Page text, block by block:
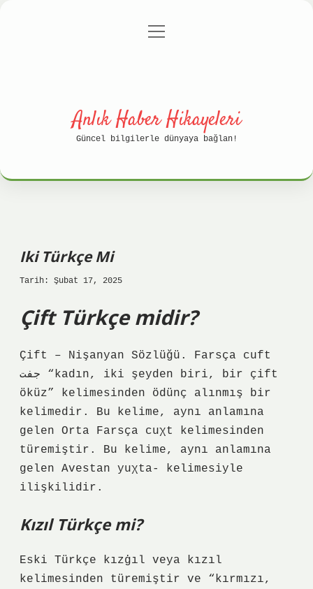
Gizlilik Politikası
menüyü
Anlık Haber Hikayeleri
Güncel bilgilerle dünyaya bağlan!
Iki Türkçe Mi
Tarih: Şubat 17, 2025
Çift Türkçe midir?
Çift – Nişanyan Sözlüğü. Farsça cuft
جفت “kadın, iki şeyden biri, bir çift
öküz” kelimesinden ödünç alınmış bir
kelimedir. Bu kelime, aynı anlamına
gelen Orta Farsça cuχt kelimesinden
türemiştir. Bu kelime, aynı anlamına
gelen Avestan yuχta- kelimesiyle
ilişkilidir.
Kızıl Türkçe mi?
Eski Türkçe kızġıl veya kızıl
kelimesinden türemiştir ve “kırmızı,